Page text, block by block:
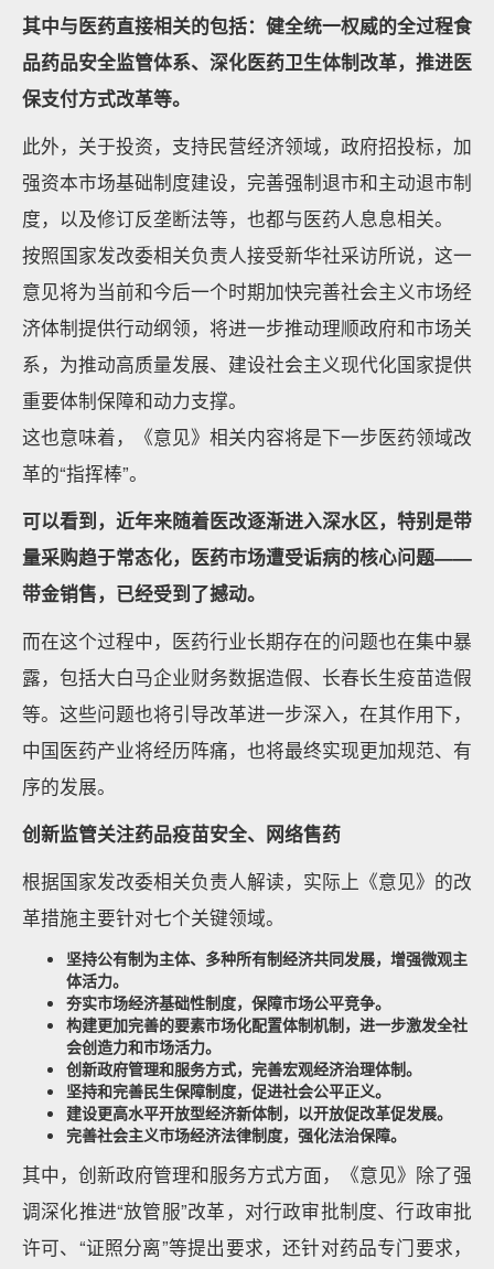
其中与医药直接相关的包括：健全统一权威的全过程食
品药品安全监管体系、深化医药卫生体制改革，推进医
保支付方式改革等。
此外，关于投资，支持民营经济领域，政府招投标，加
强资本市场基础制度建设，完善强制退市和主动退市制
度，以及修订反垄断法等，也都与医药人息息相关。
按照国家发改委相关负责人接受新华社采访所说，这一
意见将为当前和今后一个时期加快完善社会主义市场经
济体制提供行动纲领，将进一步推动理顺政府和市场关
系，为推动高质量发展、建设社会主义现代化国家提供
重要体制保障和动力支撑。
这也意味着，《意见》相关内容将是下一步医药领域改
革的“指挥棒”。
可以看到，近年来随着医改逐渐进入深水区，特别是带
量采购趋于常态化，医药市场遭受诟病的核心问题——
带金销售，已经受到了撼动。
而在这个过程中，医药行业长期存在的问题也在集中暴
露，包括大白马企业财务数据造假、长春长生疫苗造假
等。这些问题也将引导改革进一步深入，在其作用下，
中国医药产业将经历阵痛，也将最终实现更加规范、有
序的发展。
创新监管关注药品疫苗安全、网络售药
根据国家发改委相关负责人解读，实际上《意见》的改
革措施主要针对七个关键领域。
坚持公有制为主体、多种所有制经济共同发展，增强微观主
体活力。
夯实市场经济基础性制度，保障市场公平竞争。
构建更加完善的要素市场化配置体制机制，进一步激发全社
会创造力和市场活力。
创新政府管理和服务方式，完善宏观经济治理体制。
坚持和完善民生保障制度，促进社会公平正义。
建设更高水平开放型经济新体制，以开放促改革促发展。
完善社会主义市场经济法律制度，强化法治保障。
其中，创新政府管理和服务方式方面，《意见》除了强
调深化推进“放管服”改革，对行政审批制度、行政审批
许可、“证照分离”等提出要求，还针对药品专门要求，